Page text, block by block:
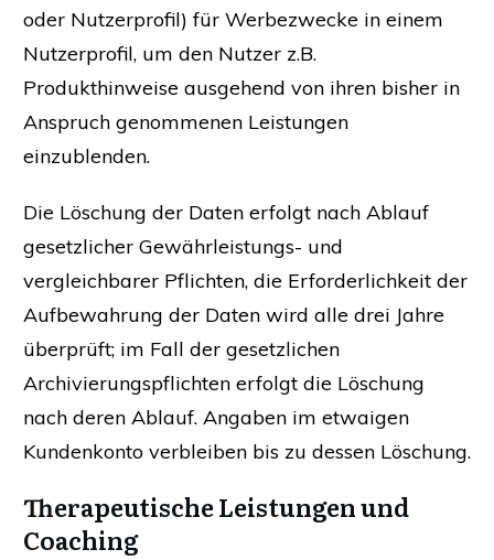
oder Nutzerprofil) für Werbezwecke in einem
Nutzerprofil, um den Nutzer z.B.
Produkthinweise ausgehend von ihren bisher in
Anspruch genommenen Leistungen
einzublenden.
Die Löschung der Daten erfolgt nach Ablauf
gesetzlicher Gewährleistungs- und
vergleichbarer Pflichten, die Erforderlichkeit der
Aufbewahrung der Daten wird alle drei Jahre
überprüft; im Fall der gesetzlichen
Archivierungspflichten erfolgt die Löschung
nach deren Ablauf. Angaben im etwaigen
Kundenkonto verbleiben bis zu dessen Löschung.
Therapeutische Leistungen und
Coaching